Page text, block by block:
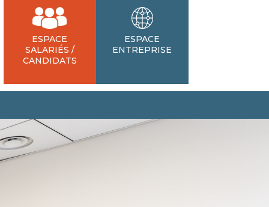
ESPACE
SALARIÉS /
CANDIDATS
ESPACE
ENTREPRISE